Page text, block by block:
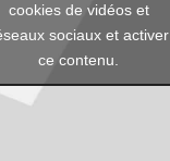
cookies de vidéos et
sociaux et activer
ce contenu.